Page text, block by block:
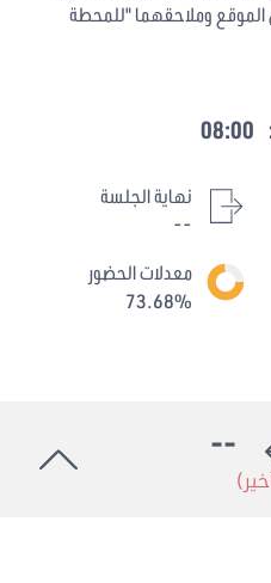
الموقع وملاحقهما "للمحطة
08:00
نهاية الجلسة
--
معدلات الحضور
73.68%
--